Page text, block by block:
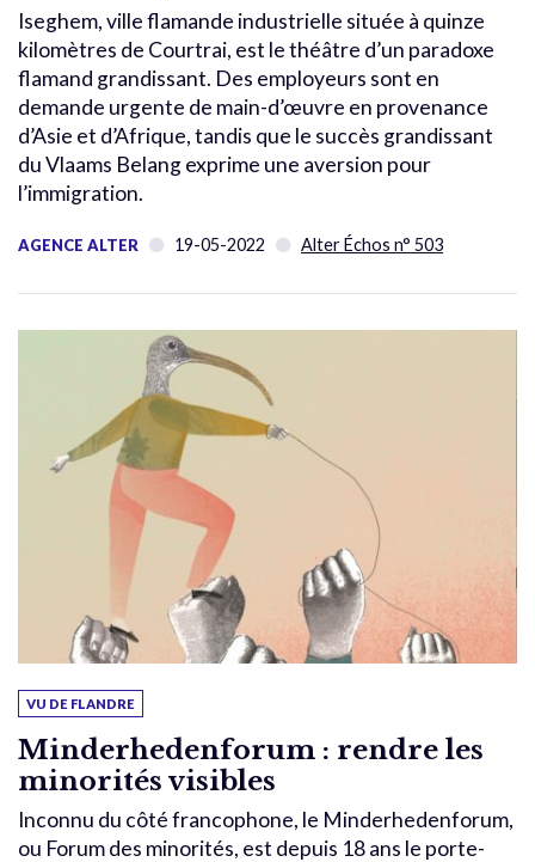
Iseghem, ville flamande industrielle située à quinze
kilomètres de Courtrai, est le théâtre d’un paradoxe
flamand grandissant. Des employeurs sont en
demande urgente de main-d’œuvre en provenance
d’Asie et d’Afrique, tandis que le succès grandissant
du Vlaams Belang exprime une aversion pour
l’immigration.
AGENCE ALTER 19-05-2022 Alter Échos n° 503
VU DE FLANDRE
Minderhedenforum : rendre les
minorités visibles
Inconnu du côté francophone, le Minderhedenforum,
ou Forum des minorités, est depuis 18 ans le porte-